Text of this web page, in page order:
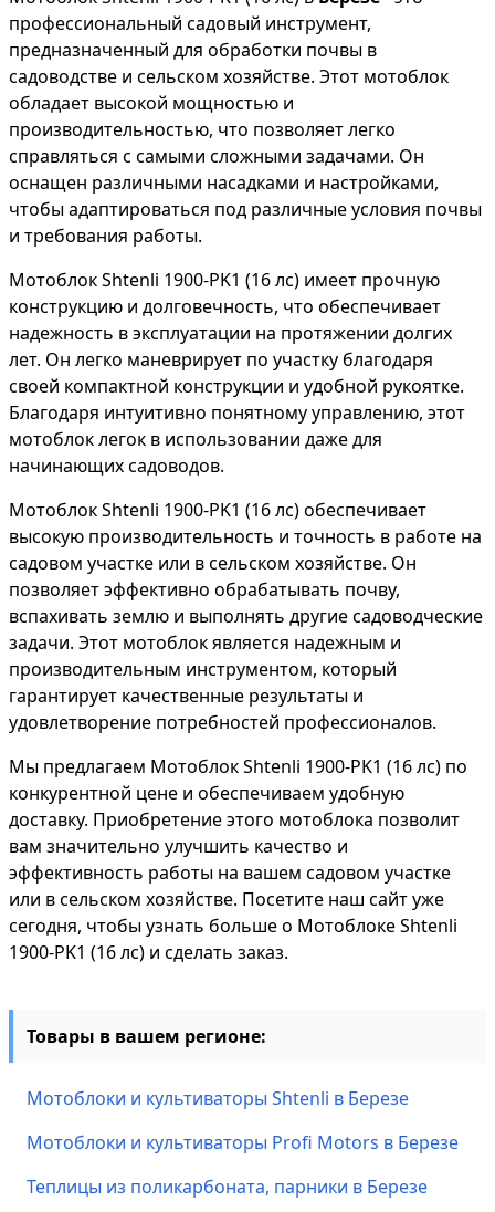
профессиональный садовый инструмент,
предназначенный для обработки почвы в
садоводстве и сельском хозяйстве. Этот мотоблок
обладает высокой мощностью и
производительностью, что позволяет легко
справляться с самыми сложными задачами. Он
оснащен различными насадками и настройками,
чтобы адаптироваться под различные условия почвы
и требования работы.
Мотоблок Shtenli 1900-PK1 (16 лс) имеет прочную
конструкцию и долговечность, что обеспечивает
надежность в эксплуатации на протяжении долгих
лет. Он легко маневрирует по участку благодаря
своей компактной конструкции и удобной рукоятке.
Благодаря интуитивно понятному управлению, этот
мотоблок легок в использовании даже для
начинающих садоводов.
Мотоблок Shtenli 1900-PK1 (16 лс) обеспечивает
высокую производительность и точность в работе на
садовом участке или в сельском хозяйстве. Он
позволяет эффективно обрабатывать почву,
вспахивать землю и выполнять другие садоводческие
задачи. Этот мотоблок является надежным и
производительным инструментом, который
гарантирует качественные результаты и
удовлетворение потребностей профессионалов.
Мы предлагаем Мотоблок Shtenli 1900-PK1 (16 лс) по
конкурентной цене и обеспечиваем удобную
доставку. Приобретение этого мотоблока позволит
вам значительно улучшить качество и
эффективность работы на вашем садовом участке
или в сельском хозяйстве. Посетите наш сайт уже
сегодня, чтобы узнать больше о Мотоблоке Shtenli
1900-PK1 (16 лс) и сделать заказ.
Товары в вашем регионе:
Мотоблоки и культиваторы Shtenli в Березе
Мотоблоки и культиваторы Profi Motors в Березе
Теплицы из поликарбоната, парники в Березе